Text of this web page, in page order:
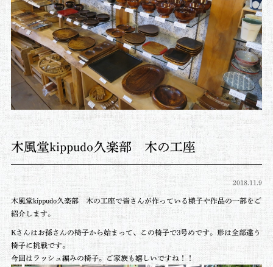
木風堂kippudo久楽部 木の工座
2018.11.9
木風堂kippudo久楽部 木の工座で皆さんが作っている様子や作品の一部をご
紹介します。
Kさんはお孫さんの椅子から始まって、この椅子で3号めです。形は全部違う
椅子に挑戦です。
今回はラッシュ編みの椅子。ご家族も嬉しいですね！！